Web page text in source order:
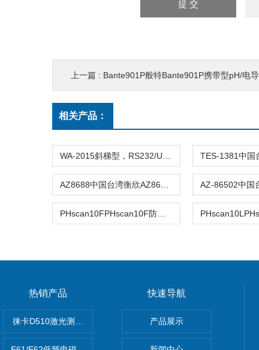
上一篇 : Bante901P般特Bante901P携带型pH/电导率仪
相关产品：
热销产品
徕卡D510激光测距仪
快速导航
产品展示